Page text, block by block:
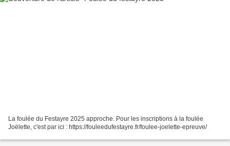
La foulée du Festayre 2025 approche. Pour les inscriptions à la foulée
Joëlette, c'est par ici : https://fouleedufestayre.fr/foulee-joelette-epreuve/